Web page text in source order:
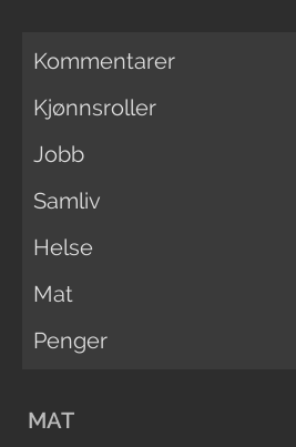
Kommentarer
Kjønnsroller
Jobb
Samliv
Helse
Mat
Penger
MAT